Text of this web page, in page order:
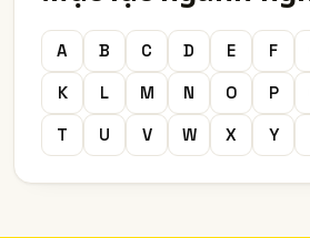
A B C D E F
K
L M N O P
T
U V W X Y